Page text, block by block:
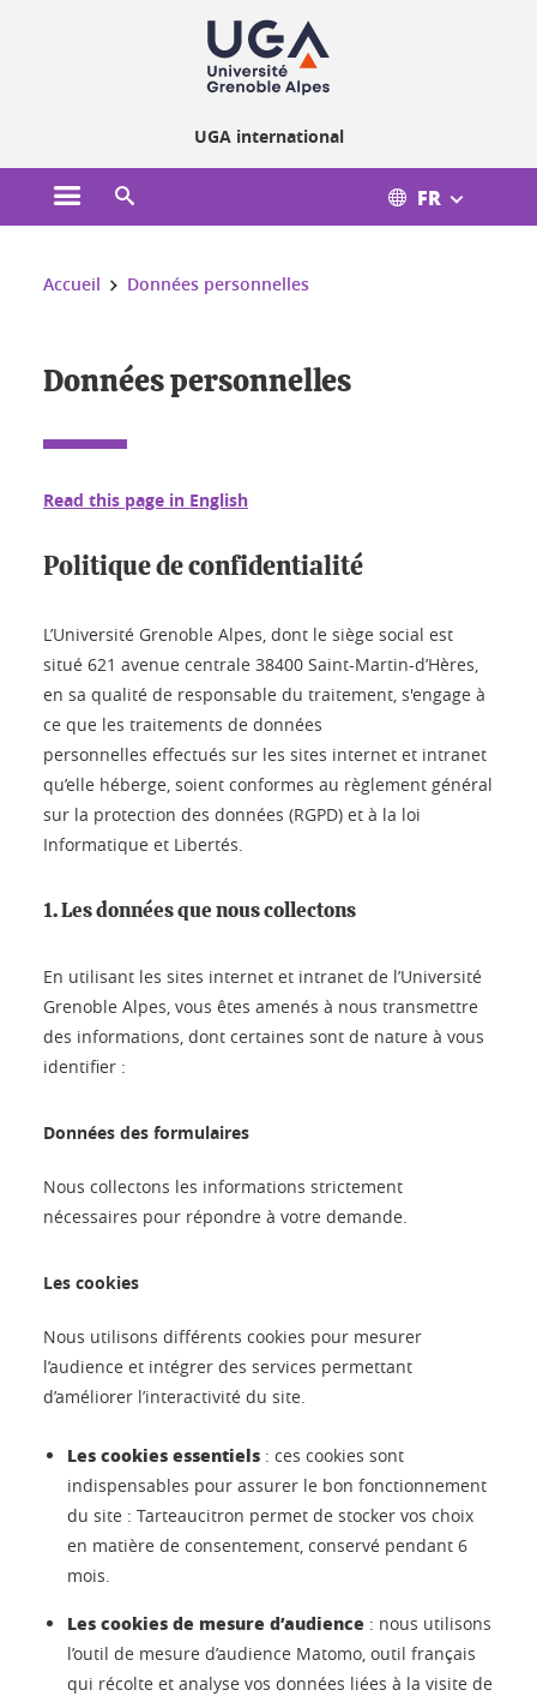
UGA international
Ouvrir le menu principal FR
Vous êtes ici :
Accueil Données personnelles
Données personnelles
Read this page in English
Politique de confidentialité
L’Université Grenoble Alpes, dont le siège social est
situé 621 avenue centrale 38400 Saint-Martin-d’Hères,
en sa qualité de responsable du traitement, s'engage à
ce que les traitements de données
personnelles effectués sur les sites internet et intranet
qu’elle héberge, soient conformes au règlement général
sur la protection des données (RGPD) et à la loi
Informatique et Libertés.
1. Les données que nous collectons
En utilisant les sites internet et intranet de l’Université
Grenoble Alpes, vous êtes amenés à nous transmettre
des informations, dont certaines sont de nature à vous
identifier :
Données des formulaires
Nous collectons les informations strictement
nécessaires pour répondre à votre demande.
Les cookies
Nous utilisons différents cookies pour mesurer
l’audience et intégrer des services permettant
d’améliorer l’interactivité du site.
Les cookies essentiels : ces cookies sont
indispensables pour assurer le bon fonctionnement
du site : Tarteaucitron permet de stocker vos choix
en matière de consentement, conservé pendant 6
mois.
Les cookies de mesure d’audience : nous utilisons
l’outil de mesure d’audience Matomo, outil français
qui récolte et analyse vos données liées à la visite de